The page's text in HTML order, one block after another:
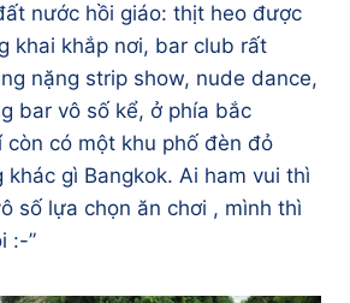
nước hồi giáo: thịt heo được
khai khắp nơi, bar club rất
nặng strip show, nude dance,
bar vô số kể, ở phía bắc
có một khu phố đèn đỏ
khác gì Bangkok. Ai ham vui thì
số lựa chọn ăn chơi , mình thì
:-”